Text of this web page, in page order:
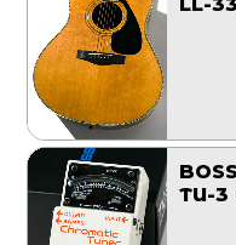
LL-
BOSS
TU-